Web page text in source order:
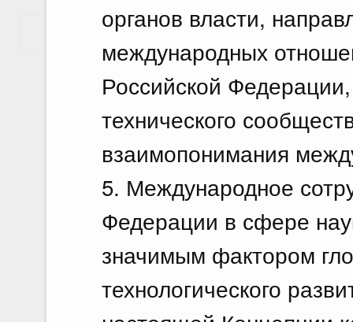
органов власти,
международных
Российской
технического
взаимопонимания
5. Международное
Федерации в сфере
значимым фактором
технологического
Показать еще